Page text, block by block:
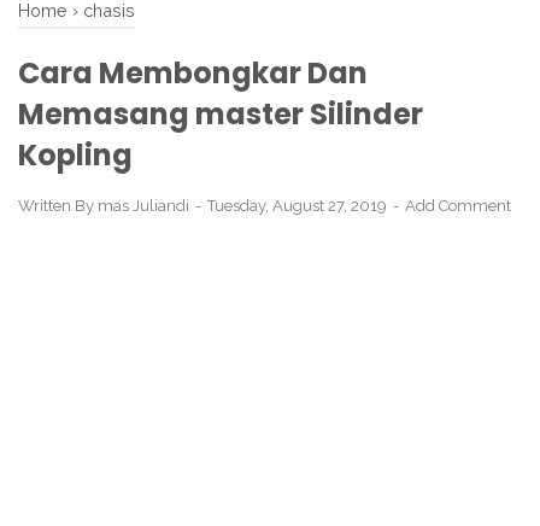
Home › chasis
Cara Membongkar Dan
Memasang master Silinder
Kopling
Written By mas Juliandi Tuesday, August 27, 2019 Add Comment